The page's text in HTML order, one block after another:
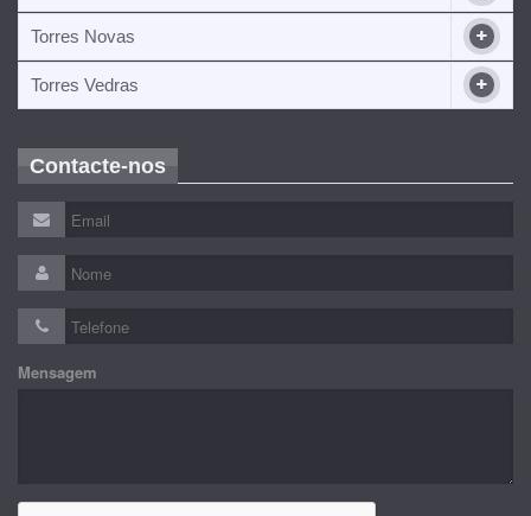
Torres Novas
Torres Vedras
Contacte-nos
Mensagem